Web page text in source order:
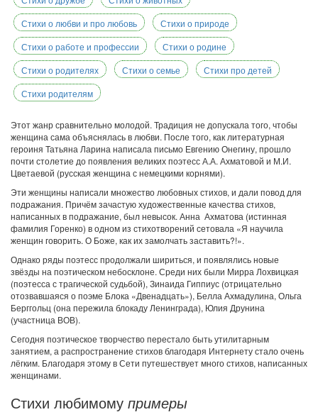
Стихи о любви и про любовь
Стихи о природе
Стихи о работе и профессии
Стихи о родине
Стихи о родителях
Стихи о семье
Стихи про детей
Стихи родителям
Этот жанр сравнительно молодой. Традиция не допускала того, чтобы
женщина сама объяснялась в любви. После того, как литературная
героиня Татьяна Ларина написала письмо Евгению Онегину, прошло
почти столетие до появления великих поэтесс А.А. Ахматовой и М.И.
Цветаевой (русская женщина с немецкими корнями).
Эти женщины написали множество любовных стихов, и дали повод для
подражания. Причём зачастую художественные качества стихов,
написанных в подражание, был невысок. Анна Ахматова (истинная
фамилия Горенко) в одном из стихотворений сетовала «Я научила
женщин говорить. О Боже, как их замолчать заставить?!».
Однако ряды поэтесс продолжали шириться, и появлялись новые
звёзды на поэтическом небосклоне. Среди них были Мирра Лохвицкая
(поэтесса с трагической судьбой), Зинаида Гиппиус (отрицательно
отозвавшаяся о поэме Блока «Двенадцать»), Белла Ахмадулина, Ольга
Берггольц (она пережила блокаду Ленинграда), Юлия Друнина
(участница ВОВ).
Сегодня поэтическое творчество перестало быть утилитарным
занятием, а распространение стихов благодаря Интернету стало очень
лёгким. Благодаря этому в Сети путешествует много стихов, написанных
женщинами.
Стихи любимому примеры